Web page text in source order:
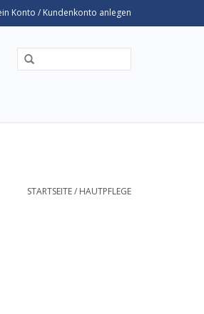
Konto / Kundenkonto anlegen
STARTSEITE/ HAUTPFLEGE